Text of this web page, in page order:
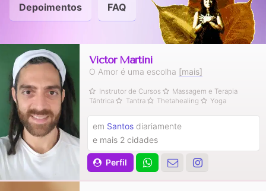
Depoimentos FAQ
Victor Martini
O Amor é uma escolha [mais]
Instrutor de Cursos
Massagem e Terapia
Tântrica
Tantra Thetahealing Yoga
Perfil
em Santos diariamente
e mais 2 cidades